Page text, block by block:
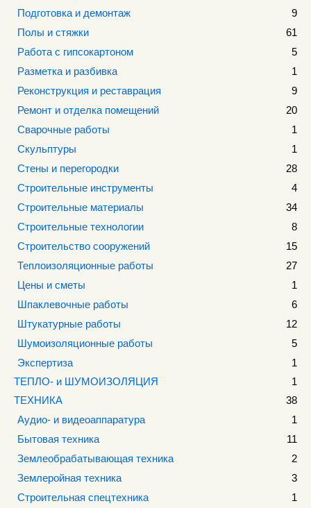
Подготовка и демонтаж
9
Полы и стяжки
61
Работа с гипсокартоном
5
Разметка и разбивка
1
Реконструкция и реставрация
9
Ремонт и отделка помещений
20
Сварочные работы
1
Скульптуры
1
Стены и перегородки
28
Строительные инструменты
4
Строительные материалы
34
Строительные технологии
8
Строительство сооружений
15
Теплоизоляционные работы
27
Цены и сметы
1
Шпаклевочные работы
6
Штукатурные работы
12
Шумоизоляционные работы
5
Экспертиза
1
ТЕПЛО- и ШУМОИЗОЛЯЦИЯ
1
ТЕХНИКА
38
Аудио- и видеоаппаратура
1
Бытовая техника
11
Землеобрабатывающая техника
2
Землеройная техника
3
Строительная спецтехника
1